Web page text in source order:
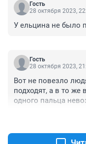
Гость
28 октября 2023,
У ельцина не было
Гость
28 октября 2023,
Вот не повезло
подходят, а в то
одного пальца
с четырьмя руками